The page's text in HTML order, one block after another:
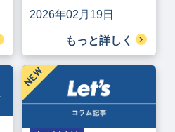
2026年02月19日
もっと詳しく